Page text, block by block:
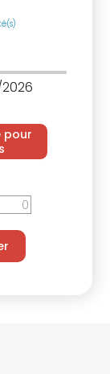
pour